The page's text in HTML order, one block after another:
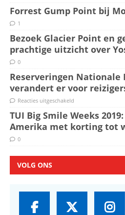
Forrest Gump Point bij
1
Bezoek Glacier Point en
prachtige uitzicht over
0
Reserveringen Nationale
verandert er voor
Reacties uitgeschakeld
TUI Big Smile Weeks
Amerika met korting tot
0
VOLG ONS